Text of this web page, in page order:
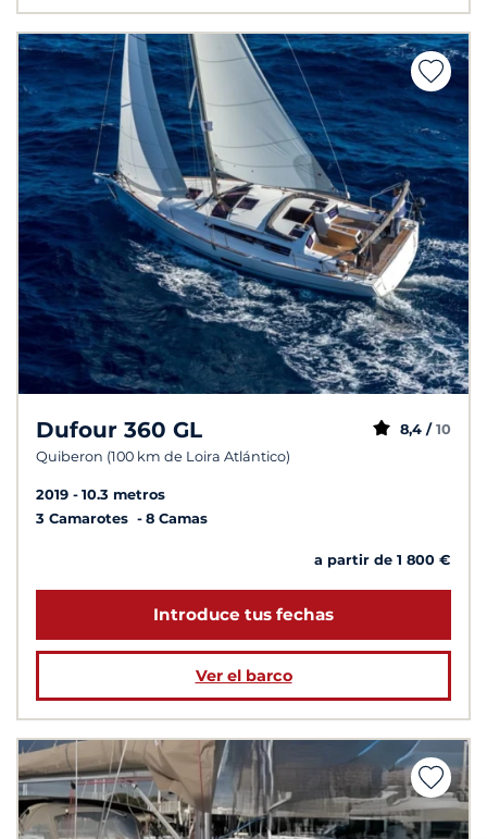
Dufour 360 GL
Quiberon (100 km de Loira Atlántico)
8,4 / 10
2019
10.3 metros
3 Camarotes
8 Camas
a partir de 1 800 €
Introduce tus fechas
Ver el barco